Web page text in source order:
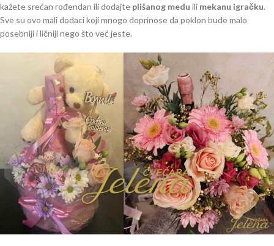
kažete srećan rođendan ili dodajte plišanog medu ili mekanu igračku.
Sve su ovo mali dodaci koji mnogo doprinose da poklon bude malo
posebniji i ličniji nego što već jeste.